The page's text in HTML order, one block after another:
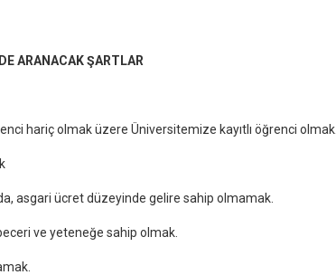
ARANACAK ŞARTLAR
hariç olmak üzere Üniversitemize kayıtlı öğrenci olmak.
asgari ücret düzeyinde gelire sahip olmamak.
ve yeteneğe sahip olmak.